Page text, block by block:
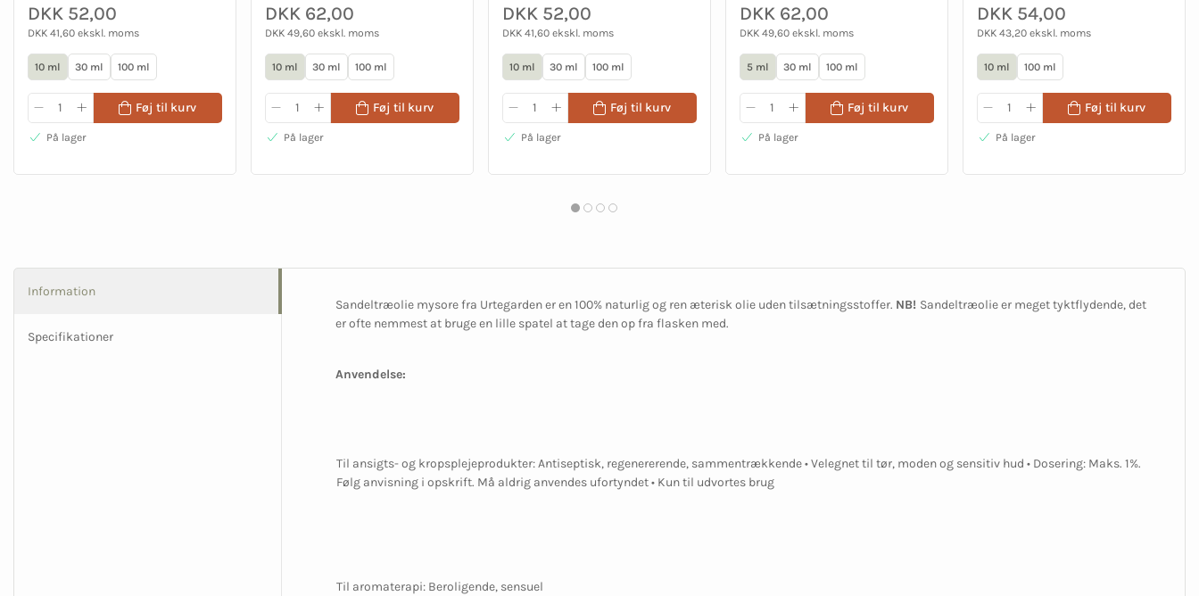
DKK 52,00
DKK 41,60 ekskl. moms
10 ml 30 ml 100 ml
Føj til kurv
På lager
DKK 62,00
DKK 49,60 ekskl. moms
10 ml 30 ml 100 ml
Føj til kurv
På lager
DKK 52,00
DKK 41,60 ekskl. moms
10 ml 30 ml 100 ml
Føj til kurv
På lager
DKK 62,00
DKK 49,60 ekskl. moms
5 ml 30 ml 100 ml
Føj til kurv
På lager
DKK 54,00
DKK 43,20 ekskl. moms
10 ml 100 ml
Føj til kurv
På lager
Information
Specifikationer
Sandeltræolie mysore fra Urtegarden er en 100% naturlig og ren æterisk olie uden tilsætningsstoffer. NB! Sandeltræolie er meget tyktflydende, det
er ofte nemmest at bruge en lille spatel at tage den op fra flasken med.
Anvendelse:
Til ansigts- og kropsplejeprodukter: Antiseptisk, regenererende, sammentrækkende • Velegnet til tør, moden og sensitiv hud • Dosering: Maks. 1%.
Følg anvisning i opskrift. Må aldrig anvendes ufortyndet • Kun til udvortes brug
Til aromaterapi: Beroligende, sensuel